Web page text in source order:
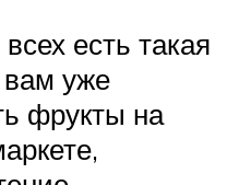
есть такая
уже
фрукты на